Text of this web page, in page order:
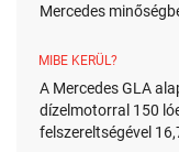
Mercedes
MIBE KERÜL?
A Mercedes GLA
dízelmotorral 150
felszereltségével